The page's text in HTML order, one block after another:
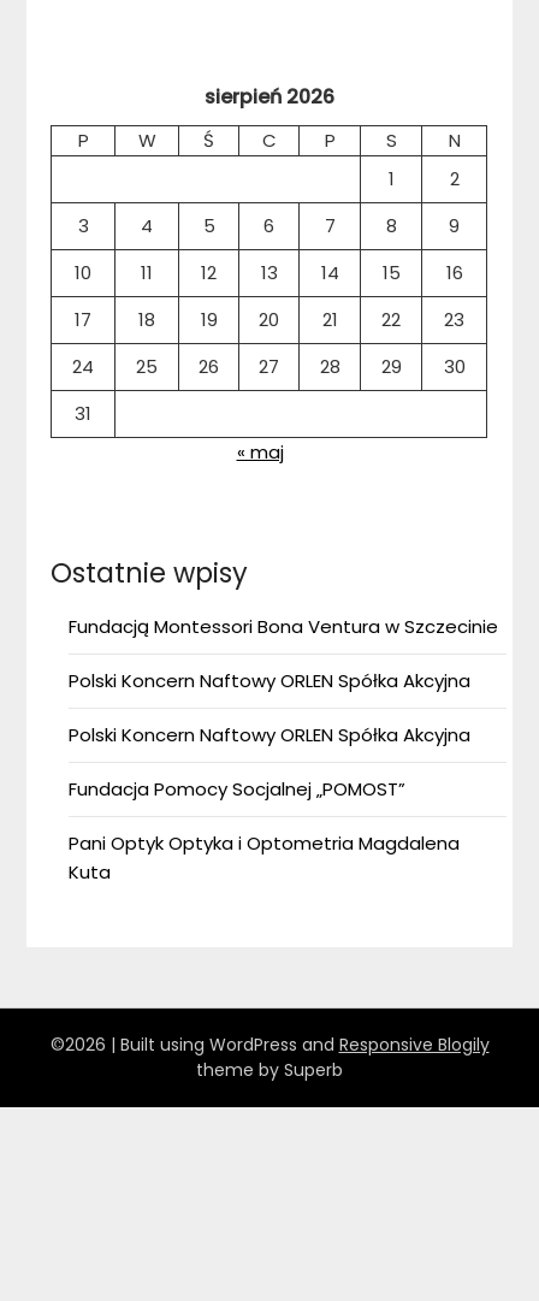
sierpień 2026
P W Ś C P S
N
1
2
3
4 5 6 7 8
9
10
11 12 13 14 15
16
17
18 19 20 21 22
23
24
25 26 27 28 29
30
31
« maj
Ostatnie wpisy
Fundacją Montessori Bona Ventura w Szczecinie
Polski Koncern Naftowy ORLEN Spółka Akcyjna
Polski Koncern Naftowy ORLEN Spółka Akcyjna
Fundacja Pomocy Socjalnej „POMOST”
Pani Optyk Optyka i Optometria Magdalena
Kuta
©2026 | Built using WordPress and Responsive Blogily
theme by Superb